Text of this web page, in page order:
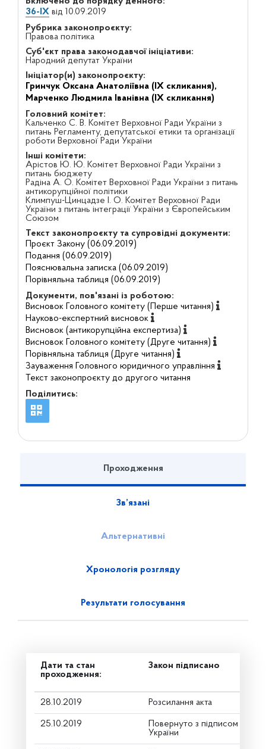
36-IXвід 10.09.2019
Рубрика законопроєкту:
Правова політика
Суб'єкт права законодавчої ініціативи:
Народний депутат України
Ініціатор(и) законопроєкту:
Гринчук Оксана Анатоліївна (IX скликання),
Марченко Людмила Іванівна (IX скликання)
Головний комітет:
Кальченко С. В. Комітет Верховної Ради України з
питань Регламенту, депутатської етики та організації
роботи Верховної Ради України
Інші комітети:
Арістов Ю. Ю. Комітет Верховної Ради України з
питань бюджету
Радіна А. О. Комітет Верховної Ради України з питань
антикорупційної політики
Климпуш-Цинцадзе І. О. Комітет Верховної Ради
України з питань інтеграції України з Європейським
Союзом
Текст законопроєкту та супровідні документи:
Проєкт Закону (06.09.2019)
Подання (06.09.2019)
Пояснювальна записка (06.09.2019)
Порівняльна таблиця (06.09.2019)
Документи, пов'язані із роботою:
Висновок Головного комітету (Перше читання)
Науково-експертний висновок
Висновок (антикорупційна експертиза)
Висновок Головного комітету (Друге читання)
Порівняльна таблиця (Друге читання)
Зауваження Головного юридичного управління
Текст законопроєкту до другого читання
Поділитись:
Проходження
Зв’язані
Альтернативні
Хронологія розгляду
Результати голосування
Дати та стан
проходження:
Закон підписано
28.10.2019 Розсилання акта
25.10.2019
Повернуто з підписом від
України